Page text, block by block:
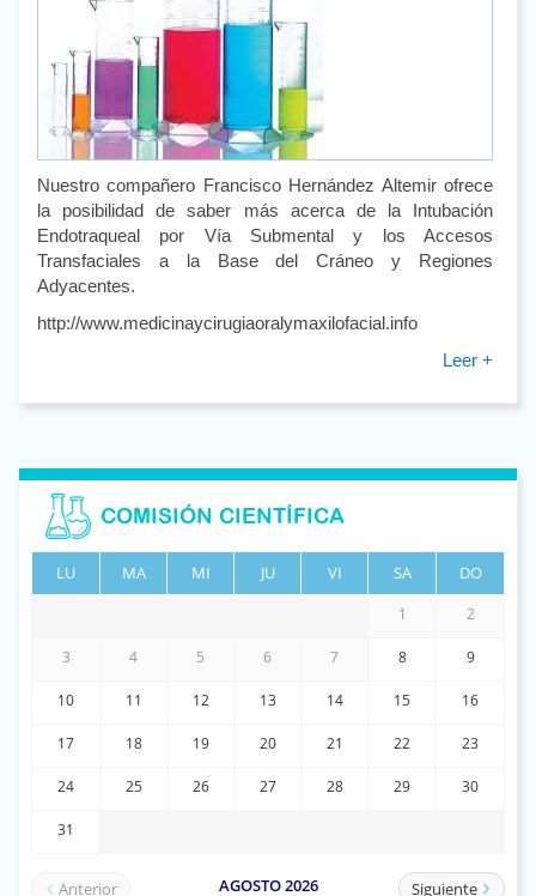
Nuestro compañero Francisco Hernández Altemir ofrece
la posibilidad de saber más acerca de la Intubación
Endotraqueal por Vía Submental y los Accesos
Transfaciales a la Base del Cráneo y Regiones
Adyacentes.
http://www.medicinaycirugiaoralymaxilofacial.info
Leer +
COMISIÓN CIENTÍFICA